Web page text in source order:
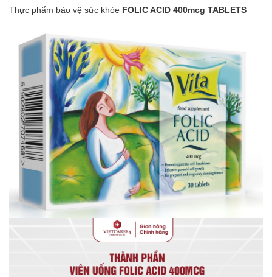
Thực phẩm bảo vệ sức khỏe FOLIC ACID 400mcg TABLETS